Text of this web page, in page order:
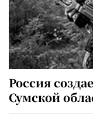
Россия
Сумской